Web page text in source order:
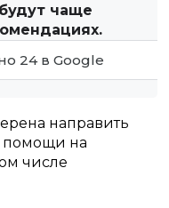
чаще
24 в Google
направить
помощи на
числе